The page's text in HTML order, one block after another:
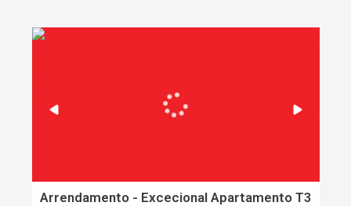
Arrendamento - Excecional Apartamento T3